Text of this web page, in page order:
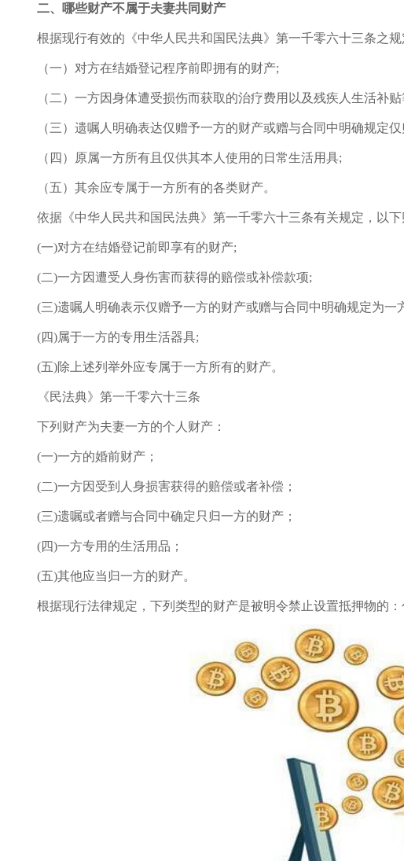
二、哪些财产不属于夫妻共同财产
根据现行有效的《中华人民共和国民法典》第一千零六十三条之
（一）对方在结婚登记程序前即拥有的财产;
（二）一方因身体遭受损伤而获取的治疗费用以及残疾人生活补
（三）遗嘱人明确表达仅赠予一方的财产或赠与合同中明确规定
（四）原属一方所有且仅供其本人使用的日常生活用具;
（五）其余应专属于一方所有的各类财产。
依据《中华人民共和国民法典》第一千零六十三条有关规定，以
(一)对方在结婚登记前即享有的财产;
(二)一方因遭受人身伤害而获得的赔偿或补偿款项;
(三)遗嘱人明确表示仅赠予一方的财产或赠与合同中明确规定为一
(四)属于一方的专用生活器具;
(五)除上述列举外应专属于一方所有的财产。
《民法典》第一千零六十三条
下列财产为夫妻一方的个人财产：
(一)一方的婚前财产；
(二)一方因受到人身损害获得的赔偿或者补偿；
(三)遗嘱或者赠与合同中确定只归一方的财产；
(四)一方专用的生活用品；
(五)其他应当归一方的财产。
根据现行法律规定，下列类型的财产是被明令禁止设置抵押物的